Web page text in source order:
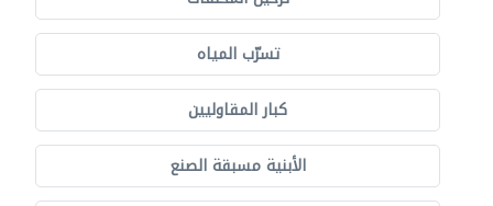
تسرّب المياه
كبار المقاوليين
الأبنية مسبقة الصنع